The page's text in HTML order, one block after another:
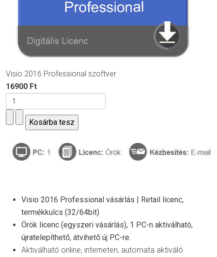
Visio 2016 Professional szoftver
16900 Ft
Visio 2016 Professional vásárlás | Retail licenc,
termékkulcs (32/64bit)
Örök licenc (egyszeri vásárlás), 1 PC-n aktiválható,
újratelepíthető, átvihető új PC-re.
Aktiválható online, interneten, automata aktiváló